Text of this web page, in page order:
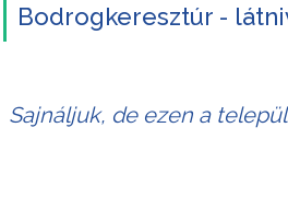
Bodrogkeresztúr -
Sajnáljuk, de ezen a